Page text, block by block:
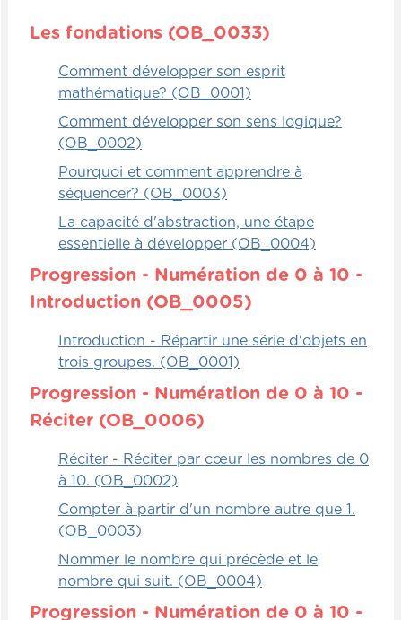
Alors, le premier qui a terminé gagne le
défi, à condition qu'il ait trouvé la bonne
diagramme.
Dynamiques
Faire des parcours, c'est vraiment amusant
pour les enfants, bien sûr, mais en même
leur motricité. Ce qu'on peut faire ici, c'est
inventer un parcours, un parcours simple
désirez, avec des cerceaux, avec des
rubans adhésifs, avec des chaises, avec des
tables.
Bref, à la fin de la station, il y aura un
espace pour l'enfant. Au départ donc du
parcours, vous donnez quelques objets aux
propre diagramme de Venn. Vous pouvez
utiliser des cartes de jeu, telles que les
cartes des moyens de transport, à ce
moment-là des moyens de transport de
type aérien, terrestre ou encore ceux qui
Les fondations (OB_0033)
Comment développer son esprit
mathématique? (OB_0001)
Comment développer son sens logique?
(OB_0002)
Pourquoi et comment apprendre à
séquencer? (OB_0003)
La capacité d'abstraction, une étape
essentielle à développer (OB_0004)
Progression - Numération de 0 à 10 -
Introduction (OB_0005)
Introduction - Répartir une série d'objets en
trois groupes. (OB_0001)
Progression - Numération de 0 à 10 -
Réciter (OB_0006)
Réciter - Réciter par cœur les nombres de 0
à 10. (OB_0002)
Compter à partir d'un nombre autre que 1.
(OB_0003)
Nommer le nombre qui précède et le
nombre qui suit. (OB_0004)
Progression - Numération de 0 à 10 -